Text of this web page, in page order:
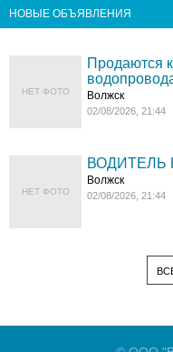
НОВЫЕ ОБЪЯВЛЕНИЯ
НЕТ ФОТО
Продаются
Волжск
02/08/2026, 21:44
НЕТ ФОТО
ВОДИТЕЛЬ
Волжск
02/08/2026, 21:44